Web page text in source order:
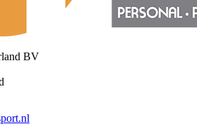
BV